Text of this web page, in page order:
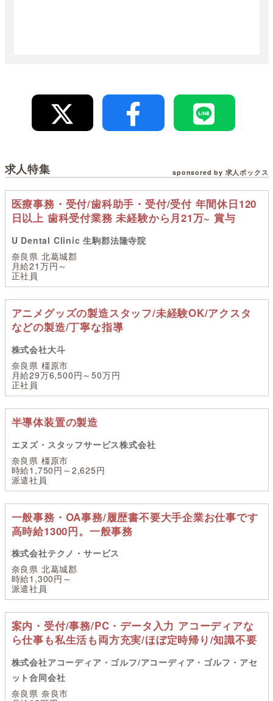
求人特集 sponsored by 求人ボックス
医療事務・受付/歯科助手・受付/受付 年間休日120
日以上 歯科受付業務 未経験から月21万~ 賞与
U Dental Clinic 生駒郡法隆寺院
奈良県 北葛城郡
月給21万円～
正社員
アニメグッズの製造スタッフ/未経験OK/アクスタ
などの製造/丁寧な指導
株式会社大斗
奈良県 橿原市
月給29万6,500円～50万円
正社員
半導体装置の製造
エヌズ・スタッフサービス株式会社
奈良県 橿原市
時給1,750円～2,625円
派遣社員
一般事務・OA事務/履歴書不要大手企業お仕事です
高時給1300円。一般事務
株式会社テクノ・サービス
奈良県 北葛城郡
時給1,300円～
派遣社員
案内・受付/事務/PC・データ入力 アコーディアな
ら仕事も私生活も両方充実/ほぼ定時帰り/知識不要
株式会社アコーディア・ゴルフ/アコーディア・ゴルフ・アセ
ット合同会社
奈良県 奈良市